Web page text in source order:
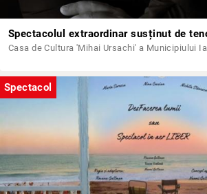
Casa de Cultura 'Mihai Ursachi' a Municipiului
Spectacol